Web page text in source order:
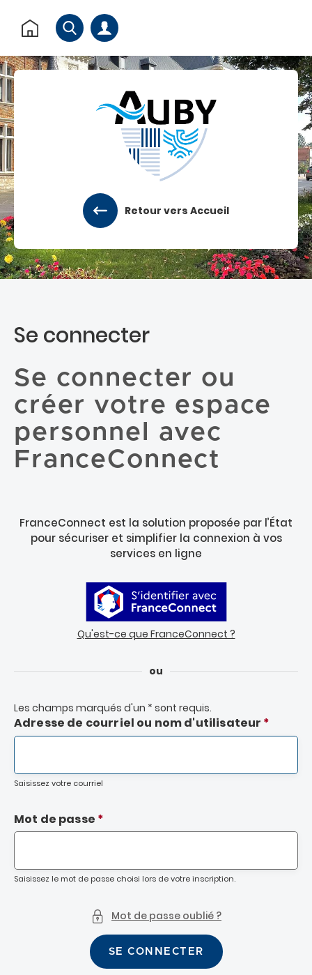
Accéder au menu
Retour
l'accueil
Rechercher
Retour vers Accueil
Se connecter
Se connecter ou
créer votre espace
personnel avec
FranceConnect
FranceConnect est la solution proposée par l’État
pour sécuriser et simplifier la connexion à vos
services en ligne
Qu'est-ce que FranceConnect ?
ou
Les champs marqués d'un * sont requis.
Adresse de courriel ou nom d'utilisateur
Saisissez votre courriel
Mot de passe
Saisissez le mot de passe choisi lors de votre inscription.
Mot de passe oublié ?
SE CONNECTER